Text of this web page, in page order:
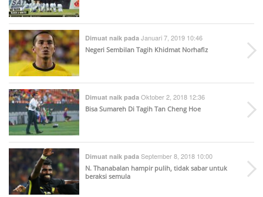
Dimuat naik pada Januari 7, 2019 10:46
Negeri Sembilan Tagih Khidmat Norhafiz
Dimuat naik pada Oktober 2, 2018 12:36
Bisa Sumareh Di Tagih Tan Cheng Hoe
Dimuat naik pada September 8, 2018 10:00
N. Thanabalan hampir pulih, tidak sabar untuk
beraksi semula